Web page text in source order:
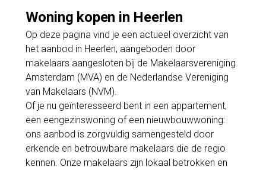
Woning kopen in Heerlen
Op deze pagina vind je een actueel overzicht van
het aanbod in Heerlen, aangeboden door
makelaars aangesloten bij de Makelaarsvereniging
Amsterdam (MVA) en de Nederlandse Vereniging
van Makelaars (NVM).
Of je nu geïnteresseerd bent in een appartement,
een eengezinswoning of een nieuwbouwwoning:
ons aanbod is zorgvuldig samengesteld door
erkende en betrouwbare makelaars die de regio
kennen. Onze makelaars zijn lokaal betrokken en